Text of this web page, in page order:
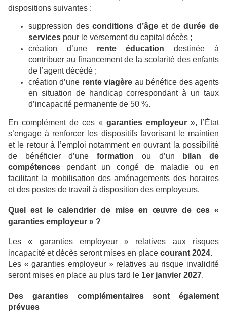
dispositions suivantes :
suppression desconditions d’âgeet dedurée de
services pour le versement du capital décès ;
création d’une rente éducation destinée à
contribuer au financement de la scolarité des enfants
de l’agent décédé ;
création d’une rente viagère au bénéfice des agents
en situation de handicap correspondant à un taux
d’incapacité permanente de 50 %.
En complément de ces « garanties employeur », l’État
s’engage à renforcer les dispositifs favorisant le maintien
et le retour à l’emploi notamment en ouvrant la possibilité
de bénéficier d’uneformation ou d’un
bilan de
compétences pendant un congé de maladie ou en
facilitant la mobilisation des aménagements des horaires
et des postes de travail à disposition des employeurs.
Quel est le calendrier de mise en œuvre de ces «
garanties employeur » ?
Les « garanties employeur » relatives aux risques
incapacité et décès seront mises en place courant 2024.
Les « garanties employeur » relatives au risque invalidité
seront mises en place au plus tard le 1er janvier 2027.
Des garanties complémentaires sont également
prévues